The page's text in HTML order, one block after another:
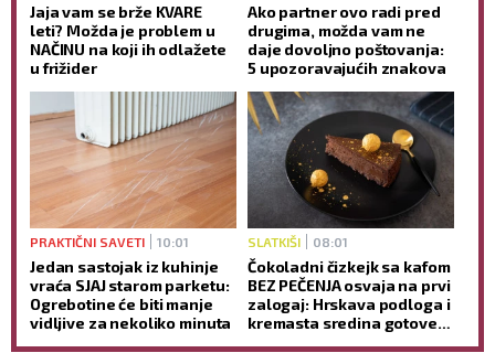
Jaja vam se brže KVARE
leti? Možda je problem u
NAČINU na koji ih odlažete
u frižider
Ako partner ovo radi pred
drugima, možda vam ne
daje dovoljno poštovanja:
5 upozoravajućih znakova
PRAKTIČNI SAVETI 10:01
Jedan sastojak iz kuhinje
vraća SJAJ starom parketu:
Ogrebotine će biti manje
vidljive za nekoliko minuta
SLATKIŠI 08:01
Čokoladni čizkejk sa kafom
BEZ PEČENJA osvaja na prvi
zalogaj: Hrskava podloga i
kremasta sredina gotove